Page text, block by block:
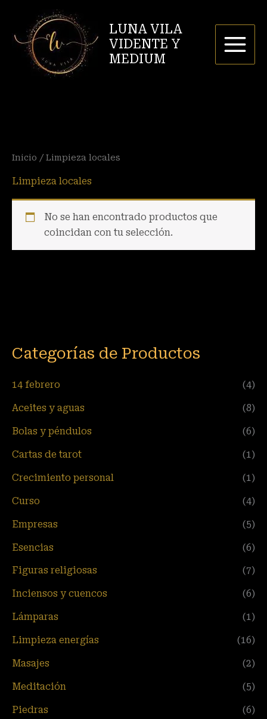
contenido
LUNA VILA
VIDENTE Y
MEDIUM
Categorías de Productos
14 febrero (4)
Aceites y aguas (8)
Bolas y péndulos (6)
Cartas de tarot (1)
Crecimiento personal (1)
Curso (4)
Empresas (5)
Esencias (6)
Figuras religiosas (7)
Inciensos y cuencos (6)
Lámparas (1)
Limpieza energías (16)
Masajes (2)
Meditación (5)
Piedras (6)
Inicio / Limpieza locales
Limpieza locales
No se han encontrado productos que
coincidan con tu selección.